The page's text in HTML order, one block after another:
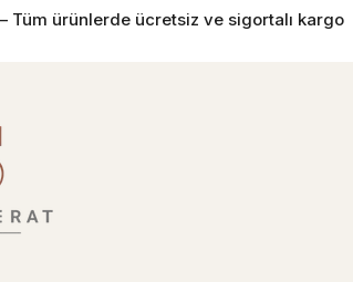
Tüm ürünlerde ücretsiz ve sigortalı kargo